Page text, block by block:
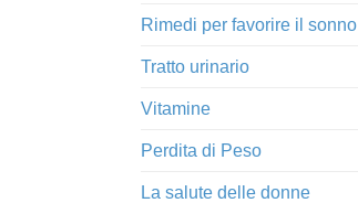
Rimedi per favorire il sonno
Tratto urinario
Vitamine
Perdita di Peso
La salute delle donne